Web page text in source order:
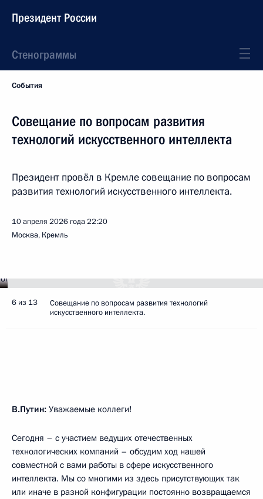
Президент России
Стенограммы
События
Совещание по вопросам развития
технологий искусственного интеллекта
Президент провёл в Кремле совещание по вопросам
развития технологий искусственного интеллекта.
10 апреля 2026 года22:20
Москва, Кремль
6 из 13
Совещание по вопросам развития технологий
искусственного интеллекта.
В.Путин: Уважаемые коллеги!
Сегодня – с участием ведущих отечественных
технологических компаний – обсудим ход нашей
совместной с вами работы в сфере искусственного
интеллекта. Мы со многими из здесь присутствующих так
или иначе в разной конфигурации постоянно возвращаемся